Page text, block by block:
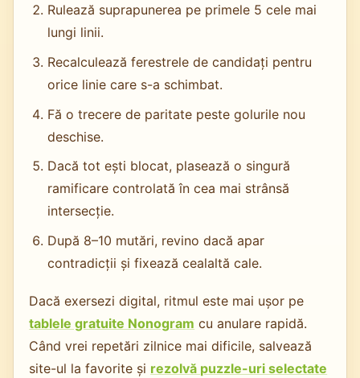
Rulează suprapunerea pe primele 5 cele mai
lungi linii.
Recalculează ferestrele de candidați pentru
orice linie care s-a schimbat.
Fă o trecere de paritate peste golurile nou
deschise.
Dacă tot ești blocat, plasează o singură
ramificare controlată în cea mai strânsă
intersecție.
După 8–10 mutări, revino dacă apar
contradicții și fixează cealaltă cale.
Dacă exersezi digital, ritmul este mai ușor pe
tablele gratuite Nonogram cu anulare rapidă.
Când vrei repetări zilnice mai dificile, salvează
site-ul la favorite și rezolvă puzzle-uri selectate